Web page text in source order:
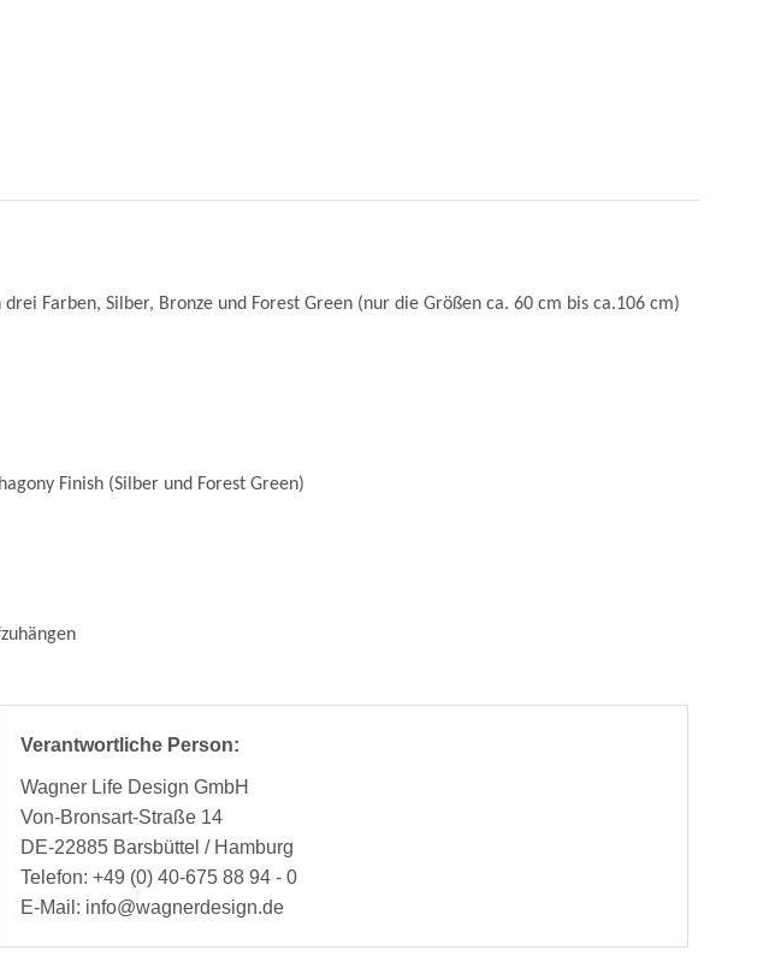
Farben, Silber, Bronze und Forest Green (nur die Größen ca. 60 cm bis ca.106 cm)
Finish (Silber und Forest Green)
Verantwortliche Person:
Wagner Life Design GmbH
Von-Bronsart-Straße 14
DE-22885 Barsbüttel / Hamburg
Telefon: +49 (0) 40-675 88 94 - 0
E-Mail: info@wagnerdesign.de